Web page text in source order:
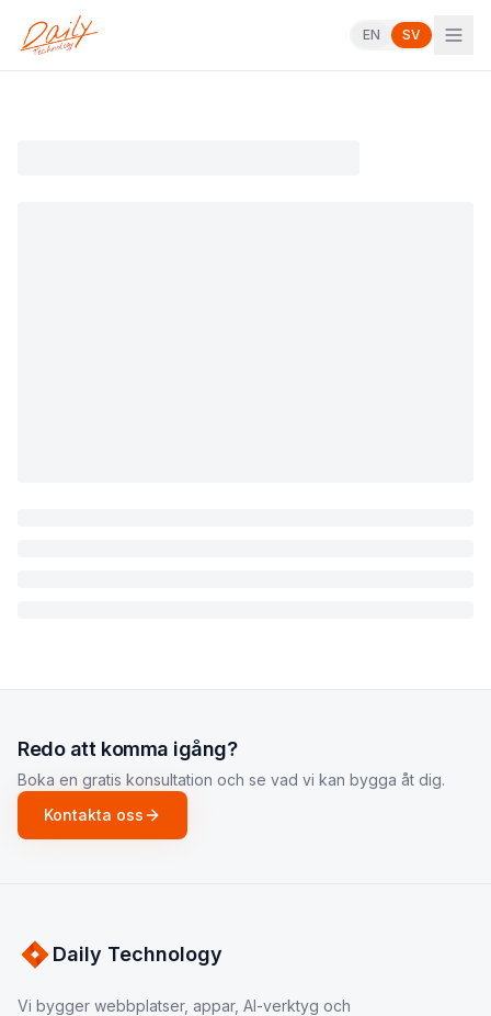
EN SV
Redo att komma igång?
Boka en gratis konsultation och se vad vi kan bygga åt dig.
Kontakta oss
Daily Technology
Vi bygger webbplatser, appar, AI-verktyg och